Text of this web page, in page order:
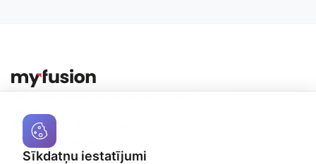
Mēs piegādājam preces uzņēmumiem Eiropā un
Baltijā.
TIESĪBAS UN NOTEIKUMI
Pirkšanas noteikumi
Privātuma politika
Sīkdatņu iestatījumi